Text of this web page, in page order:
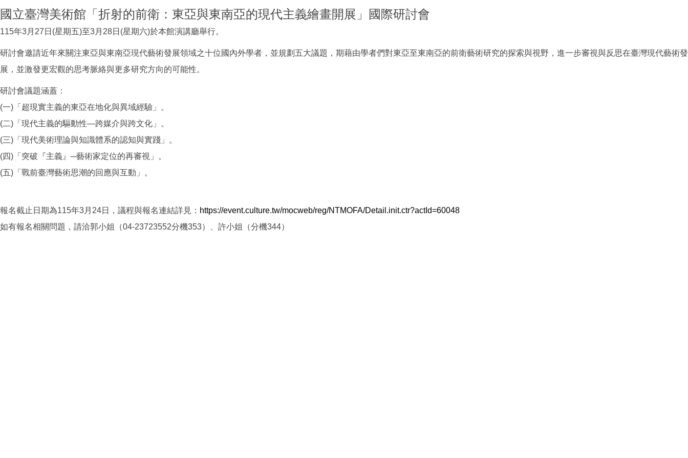
國立臺灣美術館「折射的前衛：東亞與東南亞的現代主義繪畫開展」國際研討會
115年3月27日(星期五)至3月28日(星期六)於本館演講廳舉行。
研討會邀請近年來關注東亞與東南亞現代藝術發展領域之十位國內外學者，並規劃五大議題，期藉由學者們對東亞至東南亞的前衛藝術研究的探索與視野，進一步審視與反思在臺灣現代藝術發
展，並激發更宏觀的思考脈絡與更多研究方向的可能性。
研討會議題涵蓋：
(一)「超現實主義的東亞在地化與異域經驗」。
(二)「現代主義的驅動性—跨媒介與跨文化」。
(三)「現代美術理論與知識體系的認知與實踐」。
(四)「突破『主義』─藝術家定位的再審視」。
(五)「戰前臺灣藝術思潮的回應與互動」。
報名截止日期為115年3月24日，議程與報名連結詳見： https://event.culture.tw/mocweb/reg/NTMOFA/Detail.init.ctr?actId=60048
如有報名相關問題，請洽郭小姐（04-23723552分機353）、許小姐（分機344）